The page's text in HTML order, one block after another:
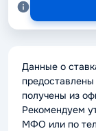
Данные о
получены из
Рекомендуем
МФО или по